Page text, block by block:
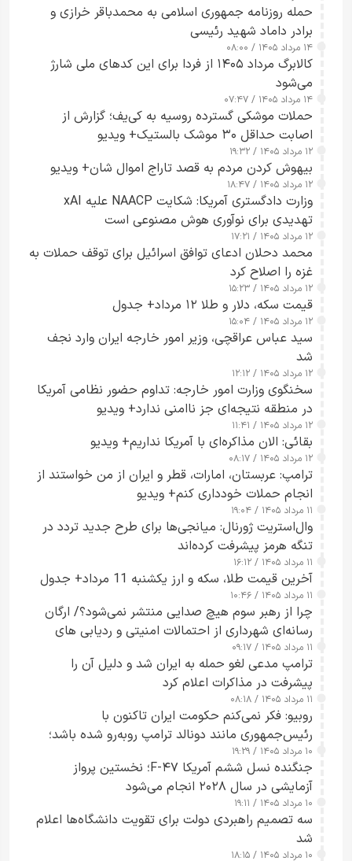
حمله روزنامه جمهوری اسلامی به محمدباقر خرازی و
برادر داماد شهید رئیسی
۱۴ مرداد ۱۴۰۵ / ۰۸:۰۰
کالابرگ مرداد ۱۴۰۵ از فردا برای این کدهای ملی شارژ
می‌شود
۱۴ مرداد ۱۴۰۵ / ۰۷:۴۷
حملات موشکی گسترده روسیه به کی‌یف؛ گزارش از
اصابت حداقل ۳۰ موشک بالستیک+ ویدیو
۱۲ مرداد ۱۴۰۵ / ۱۹:۳۲
بیهوش کردن مردم به قصد تاراج اموال شان+ ویدیو
۱۲ مرداد ۱۴۰۵ / ۱۸:۴۷
وزارت دادگستری آمریکا: شکایت NAACP علیه xAI
تهدیدی برای نوآوری هوش مصنوعی است
۱۲ مرداد ۱۴۰۵ / ۱۷:۲۱
محمد دحلان ادعای توافق اسرائیل برای توقف حملات به
غزه را اصلاح کرد
۱۲ مرداد ۱۴۰۵ / ۱۵:۲۳
قیمت سکه، دلار و طلا ۱۲ مرداد+ جدول
۱۲ مرداد ۱۴۰۵ / ۱۵:۰۴
سید عباس عراقچی، وزیر امور خارجه ایران وارد نجف
شد
۱۲ مرداد ۱۴۰۵ / ۱۲:۱۲
سخنگوی وزارت امور خارجه: تداوم حضور نظامی آمریکا
در منطقه نتیجه‌ای جز ناامنی ندارد+ ویدیو
۱۲ مرداد ۱۴۰۵ / ۱۱:۴۱
بقائی: الان مذاکره‌ای با آمریکا نداریم+ ویدیو
۱۲ مرداد ۱۴۰۵ / ۰۸:۱۷
ترامپ: عربستان، امارات، قطر و ایران از من خواستند از
انجام حملات خودداری کنم+ ویدیو
۱۱ مرداد ۱۴۰۵ / ۱۹:۰۴
وال‌استریت ژورنال: میانجی‌ها برای طرح جدید تردد در
تنگه هرمز پیشرفت کرده‌اند
۱۱ مرداد ۱۴۰۵ / ۱۶:۱۲
آخرین قیمت طلا، سکه و ارز یکشنبه 11 مرداد+ جدول
۱۱ مرداد ۱۴۰۵ / ۱۰:۴۶
چرا از رهبر سوم هیچ صدایی منتشر نمی‌شود؟/ ارگان
رسانه‌ای شهرداری از احتمالات امنیتی و ردیابی های
جاسوسی گفت
۱۱ مرداد ۱۴۰۵ / ۰۹:۱۷
ترامپ مدعی لغو حمله به ایران شد و دلیل آن را
پیشرفت در مذاکرات اعلام کرد
۱۱ مرداد ۱۴۰۵ / ۰۸:۱۸
روبیو: فکر نمی‌کنم حکومت ایران تاکنون با
رئیس‌جمهوری مانند دونالد ترامپ روبه‌رو شده باشد؛
کسی که واقعاً دست به اقدام می‌زند
۱۰ مرداد ۱۴۰۵ / ۱۹:۲۹
جنگنده نسل ششم آمریکا F-۴۷؛ نخستین پرواز
آزمایشی در سال ۲۰۲۸ انجام می‌شود
۱۰ مرداد ۱۴۰۵ / ۱۹:۱۱
سه تصمیم راهبردی دولت برای تقویت دانشگاه‌ها اعلام
شد
۱۰ مرداد ۱۴۰۵ / ۱۸:۱۵